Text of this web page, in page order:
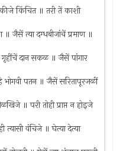
कीजे किंचित ॥ तरी तें काशी
॥ जैसें त्या दग्धबीजांचें प्रमाण ॥
दान सकळ ॥ जैसें पांगार
भोगवी पतन ॥ जैसें सरितापूरजळीं
॥ परी तोही प्राप्त न होइजे
त्यासी वंचिजे ॥ घेत्या देत्या